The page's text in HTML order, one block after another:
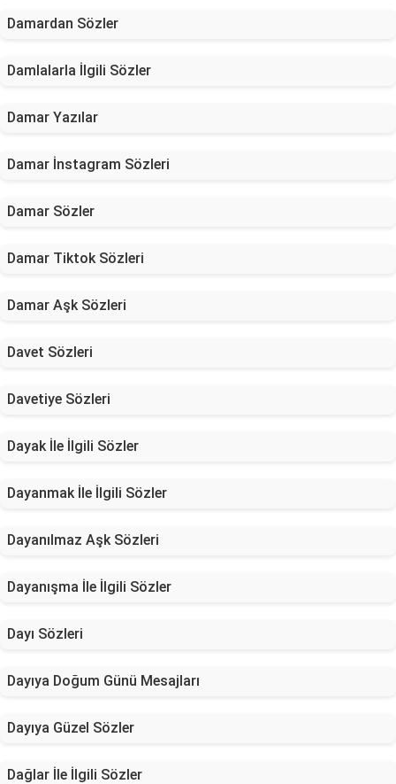
Damardan Sözler
Damlalarla İlgili Sözler
Damar Yazılar
Damar İnstagram Sözleri
Damar Sözler
Damar Tiktok Sözleri
Damar Aşk Sözleri
Davet Sözleri
Davetiye Sözleri
Dayak İle İlgili Sözler
Dayanmak İle İlgili Sözler
Dayanılmaz Aşk Sözleri
Dayanışma İle İlgili Sözler
Dayı Sözleri
Dayıya Doğum Günü Mesajları
Dayıya Güzel Sözler
Dağlar İle İlgili Sözler